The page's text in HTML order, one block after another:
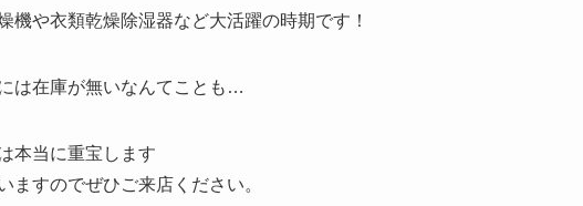
機や衣類乾燥除湿器など大活躍の時期です！
は在庫が無いなんてことも…
本当に重宝します
ますのでぜひご来店ください。